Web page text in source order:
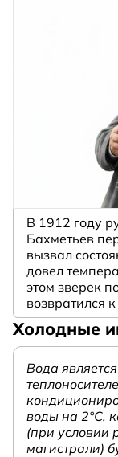
В 1912 году
Бахметьев
вызвал
довел
этом зверек
возвратился
Холодные
Вода
воды на 2°С,
(при условии
магистрали)